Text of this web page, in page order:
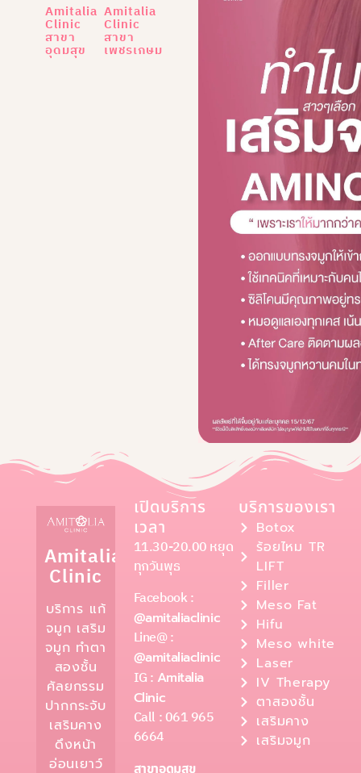
Amitalia
Clinic
สาขา
อุดมสุข
Amitalia
Clinic
สาขา
เพชรเกษม
Amitalia
Clinic
บริการ แก้
จมูก เสริม
จมูก ทำตา
สองชั้น
ศัลยกรรม
ปากกระจับ
เสริมคาง
ดึงหน้า
อ่อนเยาว์
เปิดบริการ
เวลา
11.30-20.00 หยุด
ทุกวันพุธ
Facebook :
@amitaliaclinic
Line@ :
@amitaliaclinic
IG : Amitalia
Clinic
Call : 061 965
6664
สาขาอุดมสุข
บริการของเรา
Botox
ร้อยไหม TR
LIFT
Filler
Meso Fat
Hifu
Meso white
Laser
IV Therapy
ตาสองชั้น
เสริมคาง
เสริมจมูก